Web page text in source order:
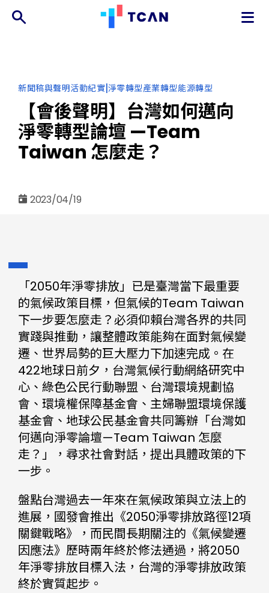
候
行
動
網
絡
分
新聞稿與聲明活動紀實|淨零轉型產業轉型能源轉型
【會後聲明】台灣如何邁向
淨零轉型論壇 —Team
Taiwan 怎麼走？
2023/04/19
「2050年淨零排放」已是臺灣當下最重要
的氣候政策目標，但氣候的Team Taiwan
下一步要怎麼走？必須仰賴台灣各界的共同
實踐與推動，讓整體政策能夠在面對氣候變
遷、世界局勢的巨大壓力下加速完成。在
422地球日前夕，台灣氣候行動網絡研究中
心、綠色公民行動聯盟、台灣環境規劃協
會、環境權保障基金會、主婦聯盟環境保護
基金會、地球公民基金會共同籌辦「台灣如
何邁向淨零論壇—Team Taiwan 怎麼
走？」，尋求社會對話，提出具體政策的下
一步。
盤點台灣過去一年來在氣候政策與立法上的
進展，國發會推出《2050淨零排放路徑12項
關鍵戰略》，而民間長期關注的《氣候變遷
因應法》歷時兩年終於修法通過，將2050
年淨零排放目標入法，台灣的淨零排放政策
終於實質起步。